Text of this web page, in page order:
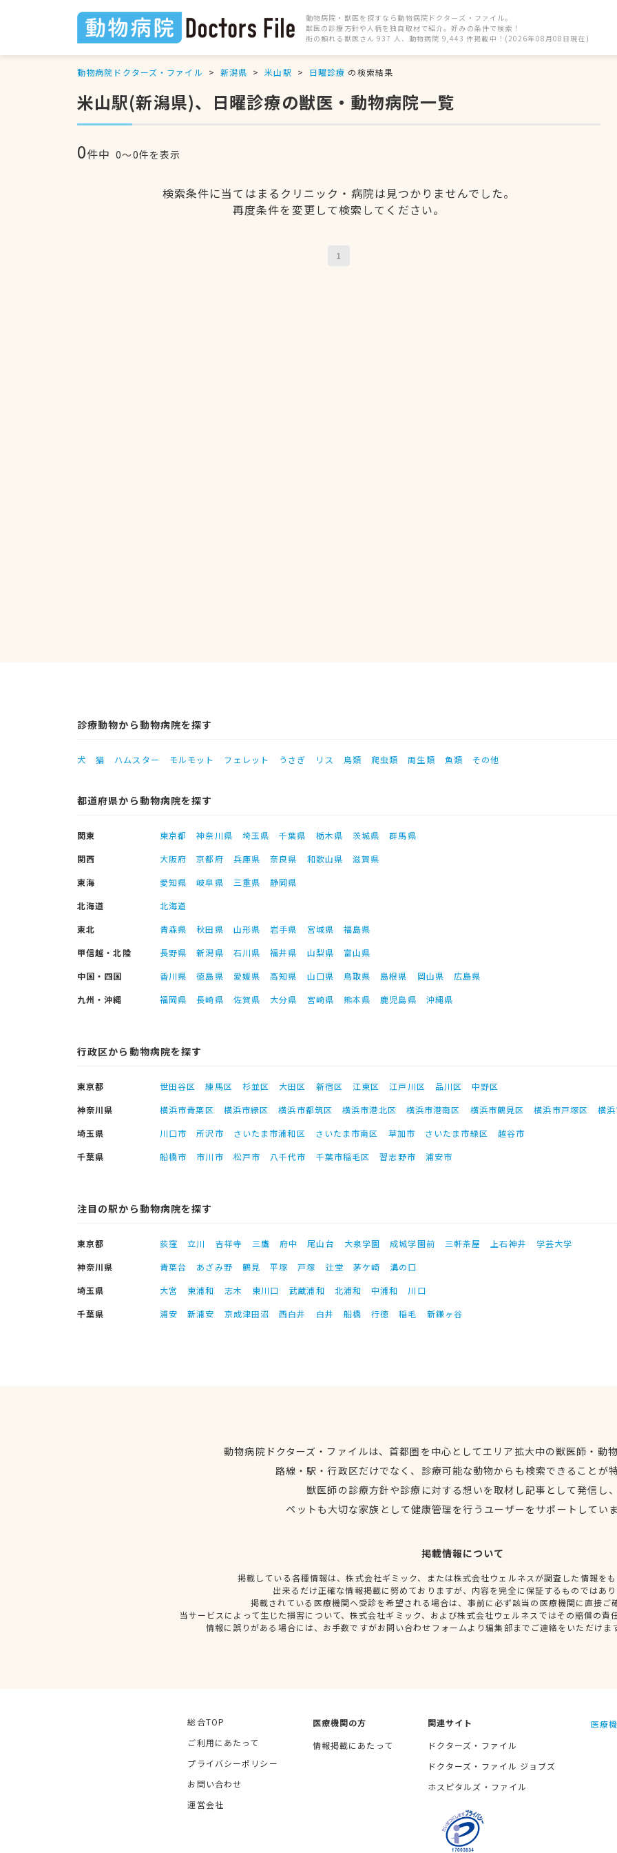
動物病院・獣医を探すなら動物病院ドクターズ・ファイル。
獣医の診療方針や人柄を独自取材で紹介。好みの条件で検索！
街の頼れる獣医さん 937 人、動物病院 9,443 件掲載中！(2026年08月08日現在)
動物病院ドクターズ・ファイル 新潟県 米山駅 日曜診療 の検索結果
米山駅(新潟県)、日曜診療の獣医・動物病院一覧
0件中 0〜0件を表示
検索条件に当てはまるクリニック・病院は見つかりませんでした。
再度条件を変更して検索してください。
1
診療動物から動物病院を探す
犬 猫 ハムスター モルモット フェレット うさぎ リス 鳥類 爬虫類 両生類 魚類 その他
都道府県から動物病院を探す
関東 東京都 神奈川県 埼玉県 千葉県 栃木県 茨城県
群馬県
関西
大阪府 京都府 兵庫県 奈良県 和歌山県
滋賀県
東海
愛知県 岐阜県 三重県
静岡県
北海道
北海道
東北
青森県 秋田県 山形県 岩手県 宮城県
福島県
甲信越・北陸
長野県 新潟県 石川県 福井県 山梨県
富山県
中国・四国
香川県 徳島県 愛媛県 高知県 山口県 鳥取県 島根県 岡山県
広島県
九州・沖縄
福岡県 長崎県 佐賀県 大分県 宮崎県 熊本県 鹿児島県 沖縄県
行政区から動物病院を探す
東京都 世田谷区 練馬区 杉並区 大田区 新宿区 江東区 江戸川区 品川区
中野区
神奈川県
横浜市青葉区 横浜市緑区 横浜市都筑区 横浜市港北区 横浜市港南区 横浜市鶴見区 横浜市戸塚区
横
埼玉県
川口市 所沢市 さいたま市浦和区 さいたま市南区 草加市 さいたま市緑区
越谷市
千葉県
船橋市 市川市 松戸市 八千代市 千葉市稲毛区 習志野市 浦安市
注目の駅から動物病院を探す
東京都 荻窪 立川 吉祥寺 三鷹 府中 尾山台 大泉学園 成城学園前 三軒茶屋 上石神井
学芸大学
神奈川県
青葉台 あざみ野 鶴見 平塚 戸塚 辻堂 茅ケ崎
溝の口
埼玉県
大宮 東浦和 志木 東川口 武蔵浦和 北浦和 中浦和
川口
千葉県
浦安 新浦安 京成津田沼 西白井 白井 船橋 行徳 稲毛 新鎌ヶ谷
動物病院ドクターズ・ファイルは、首都圏を中心としてエリア拡大中の獣医師・動
路線・駅・行政区だけでなく、診療可能な動物からも検索できることが
獣医師の診療方針や診療に対する想いを取材し記事として発信し
ペットも大切な家族として健康管理を行うユーザーをサポートしてい
掲載情報について
掲載している各種情報は、株式会社ギミック、または株式会社ウェルネスが調査した情報を
出来るだけ正確な情報掲載に努めておりますが、内容を完全に保証するものではあ
掲載されている医療機関へ受診を希望される場合は、事前に必ず該当の医療機関に直接ご
当サービスによって生じた損害について、株式会社ギミック、および株式会社ウェルネスではその賠償の責
情報に誤りがある場合には、お手数ですがお問い合わせフォームより編集部までご連絡をいただけま
総合TOP
ご利用にあたって
プライバシーポリシー
お問い合わせ
運営会社
医療機関の方
情報掲載にあたって
関連サイト
ドクターズ・ファイル
ドクターズ・ファイル ジョブズ
ホスピタルズ・ファイル
医療